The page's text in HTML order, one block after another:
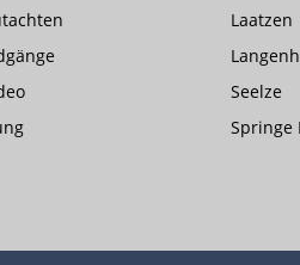
Laatzen
Seelze
Springe